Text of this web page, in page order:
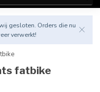
gesloten. Orders die nu
verwerkt!
fatbike